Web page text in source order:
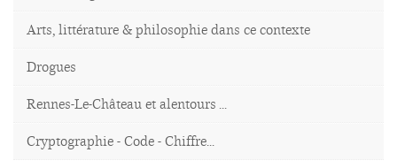
Arts, littérature & philosophie dans ce contexte
Drogues
Rennes-Le-Château et alentours ...
Cryptographie - Code - Chiffre...